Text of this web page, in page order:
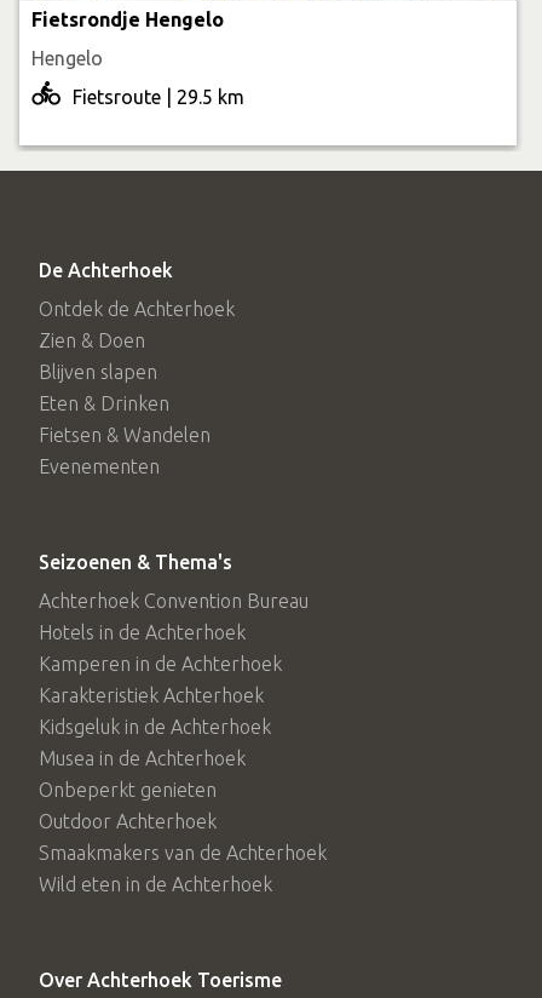
Fietsrondje Hengelo
Hengelo
Fietsroute | 29.5 km
De Achterhoek
Ontdek de Achterhoek
Zien & Doen
Blijven slapen
Eten & Drinken
Fietsen & Wandelen
Evenementen
Seizoenen & Thema's
Achterhoek Convention Bureau
Hotels in de Achterhoek
Kamperen in de Achterhoek
Karakteristiek Achterhoek
Kidsgeluk in de Achterhoek
Musea in de Achterhoek
Onbeperkt genieten
Outdoor Achterhoek
Smaakmakers van de Achterhoek
Wild eten in de Achterhoek
Over Achterhoek Toerisme